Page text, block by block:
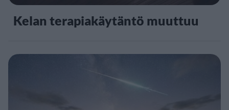
Kelan terapiakäytäntö muuttuu